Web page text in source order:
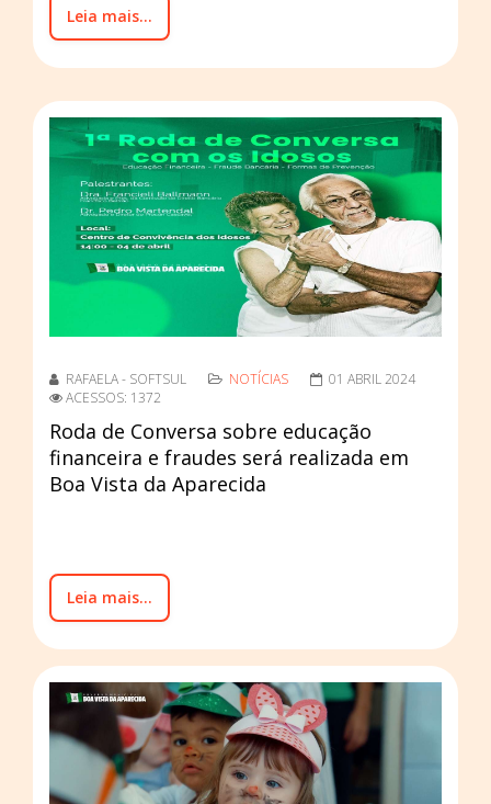
Leia mais...
RAFAELA - SOFTSUL NOTÍCIAS
01 ABRIL 2024
ACESSOS: 1372
Roda de Conversa sobre educação
financeira e fraudes será realizada em
Boa Vista da Aparecida
Leia mais...